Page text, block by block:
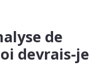
de
devrais-je